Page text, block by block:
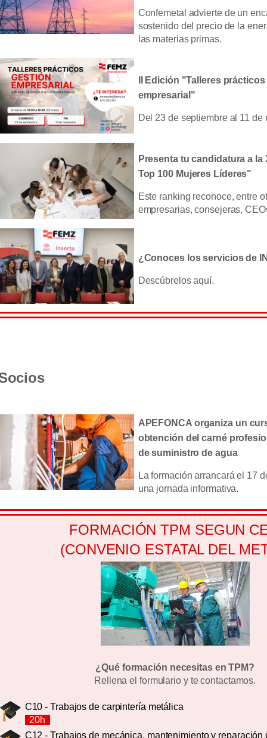
Confemetal advierte de un
sostenido del precio de la
las materias primas.
II Edición "Talleres
empresarial"
Del 23 de septiembre al 11 de
Presenta tu candidatura a la
Top 100 Mujeres Líderes"
Este ranking reconoce, entre
empresarias, consejeras,
¿Conoces los servicios de
Descúbrelos aquí.
APEFONCA organiza un
obtención del carné
de suministro de agua
La formación arrancará el 17
una jornada informativa.
FORMACIÓN TPM SEGUN
(CONVENIO ESTATAL DEL
¿Qué formación necesitas en TPM?
Rellena el formulario y te contactamos.
C10 - Trabajos de carpintería metálica
20h
C12 - Trabajos de mecánica, mantenimiento y reparación